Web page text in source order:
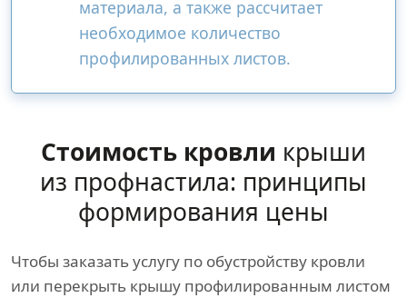
материала, а также рассчитает
необходимое количество
профилированных листов.
Стоимость кровли крыши
из профнастила: принципы
формирования цены
Чтобы заказать услугу по обустройству кровли
или перекрыть крышу профилированным листом